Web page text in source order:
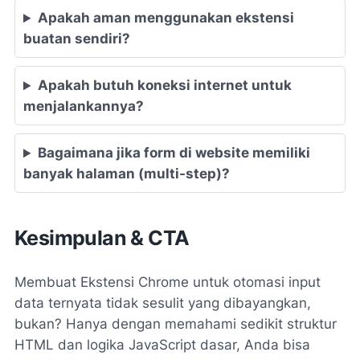
Apakah aman menggunakan ekstensi
buatan sendiri?
Apakah butuh koneksi internet untuk
menjalankannya?
Bagaimana jika form di website memiliki
banyak halaman (multi-step)?
Kesimpulan & CTA
Membuat Ekstensi Chrome untuk otomasi input
data ternyata tidak sesulit yang dibayangkan,
bukan? Hanya dengan memahami sedikit struktur
HTML dan logika JavaScript dasar, Anda bisa